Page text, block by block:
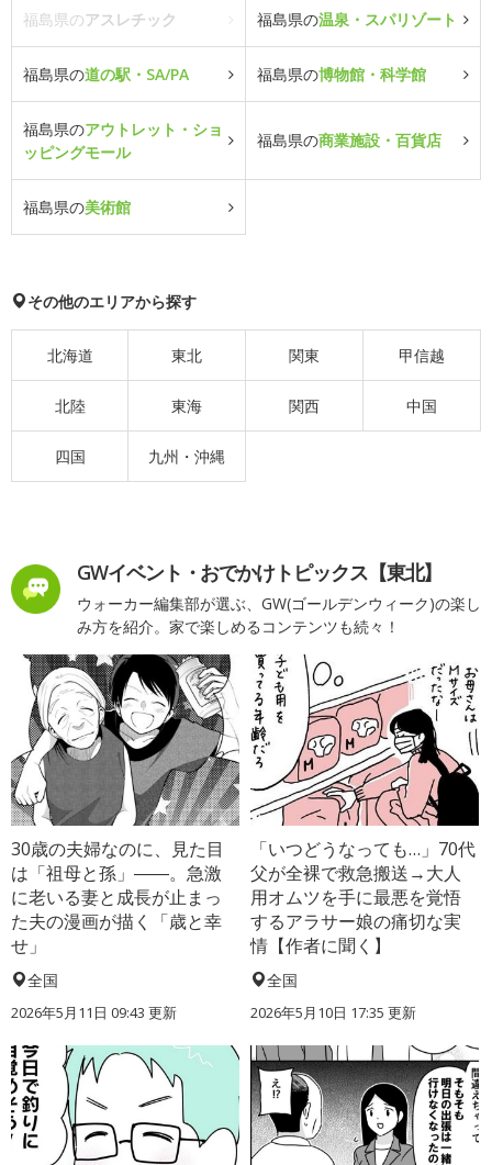
福島県のアスレチック 福島県の温泉・スパリゾート
福島県の道の駅・SA/PA 福島県の博物館・科学館
福島県のアウトレット・ショ
ッピングモール
福島県の商業施設・百貨店
福島県の美術館
その他のエリアから探す
北海道 東北 関東 甲信越
北陸 東海 関西 中国
四国 九州・沖縄
GWイベント・おでかけトピックス【東北】
ウォーカー編集部が選ぶ、GW(ゴールデンウィーク)の楽し
み方を紹介。家で楽しめるコンテンツも続々！
30歳の夫婦なのに、見た目
は「祖母と孫」――。急激
に老いる妻と成長が止まっ
た夫の漫画が描く「歳と幸
せ」
全国
2026年5月11日 09:43 更新
「いつどうなっても…」70代
父が全裸で救急搬送→大人
用オムツを手に最悪を覚悟
するアラサー娘の痛切な実
情【作者に聞く】
全国
2026年5月10日 17:35 更新